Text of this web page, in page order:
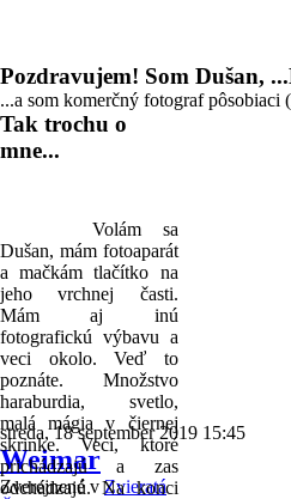
streda, 18 september 2019 15:45
Weimar
Zverejnené v Zvieratá
Pozdravujem! Som Dušan,
...a som komerčný fotograf pôsobiaci
Tak trochu o
mne...
Volám sa
Dušan, mám fotoaparát
a mačkám tlačítko na
jeho vrchnej časti.
Mám aj inú
fotografickú výbavu a
veci okolo. Veď to
poznáte. Množstvo
haraburdia, svetlo,
malá mágia v čiernej
skrinke. Veci, ktoré
prichádzajú a zas
odchádzajú. Na konci